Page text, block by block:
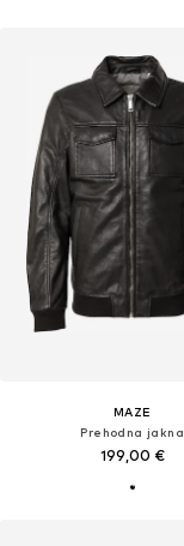
MAZE
Prehodna jakna
199,00 €